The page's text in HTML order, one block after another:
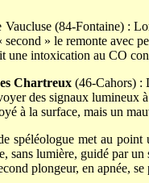
Vaucluse (84-Fontaine) :
second » le remonte avec
une intoxication au CO
Chartreux (46-Cahors) :
des signaux lumineux
à la surface, mais un
spéléologue met au
sans lumière, guidé par
plongeur, en apnée,